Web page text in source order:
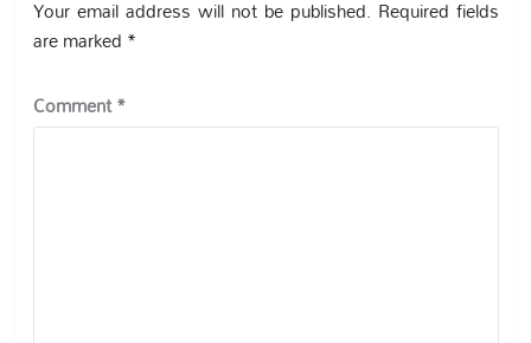
Your email address will not be published. Required fields
are marked *
Comment*